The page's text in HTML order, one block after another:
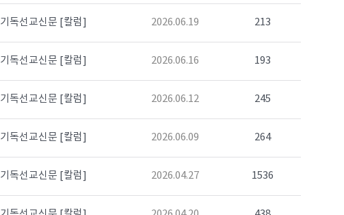
기독선교신문 [칼럼] 2026.06.19 213
기독선교신문 [칼럼] 2026.06.16 193
기독선교신문 [칼럼] 2026.06.12 245
기독선교신문 [칼럼] 2026.06.09 264
기독선교신문 [칼럼] 2026.04.27 1536